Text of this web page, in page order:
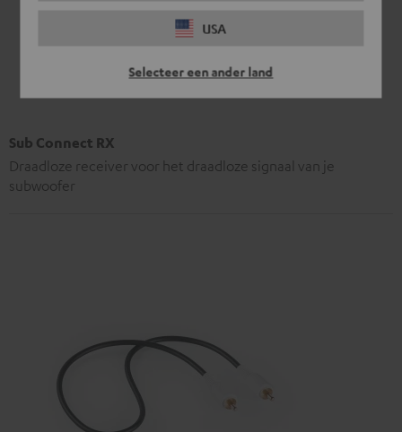
USA
Selecteer een ander land
Sub Connect RX
Draadloze receiver voor het draadloze signaal van je
subwoofer